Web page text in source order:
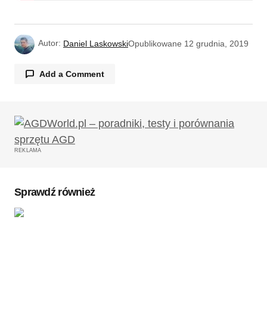
Autor: Daniel LaskowskiOpublikowane 12 grudnia, 2019
Add a Comment
Twój adres email nie zostanie opublikowany.
Wymagane pola są oznaczone
REKLAMA
Sprawdź również